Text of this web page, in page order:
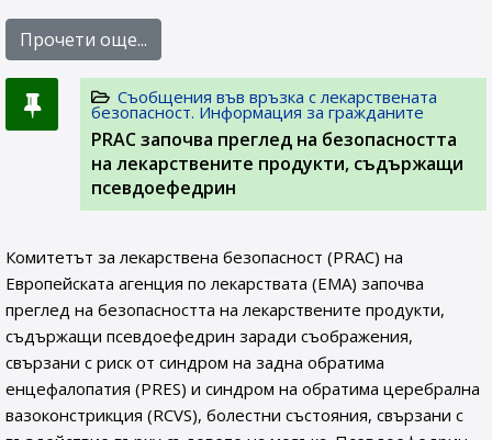
Прочети още...
Съобщения във връзка с лекарствената
безопасност. Информация за гражданите
PRAC започва преглед на безопасността
на лекарствените продукти, съдържащи
псевдоефедрин
Комитетът за лекарствена безопасност (PRAC) на
Европейската агенция по лекарствата (ЕМА) започва
преглед на безопасността на лекарствените продукти,
съдържащи псевдоефедрин заради съображения,
свързани с риск от синдром на задна обратима
енцефалопатия (PRES) и синдром на обратима церебрална
вазоконстрикция (RCVS), болестни състояния, свързани с